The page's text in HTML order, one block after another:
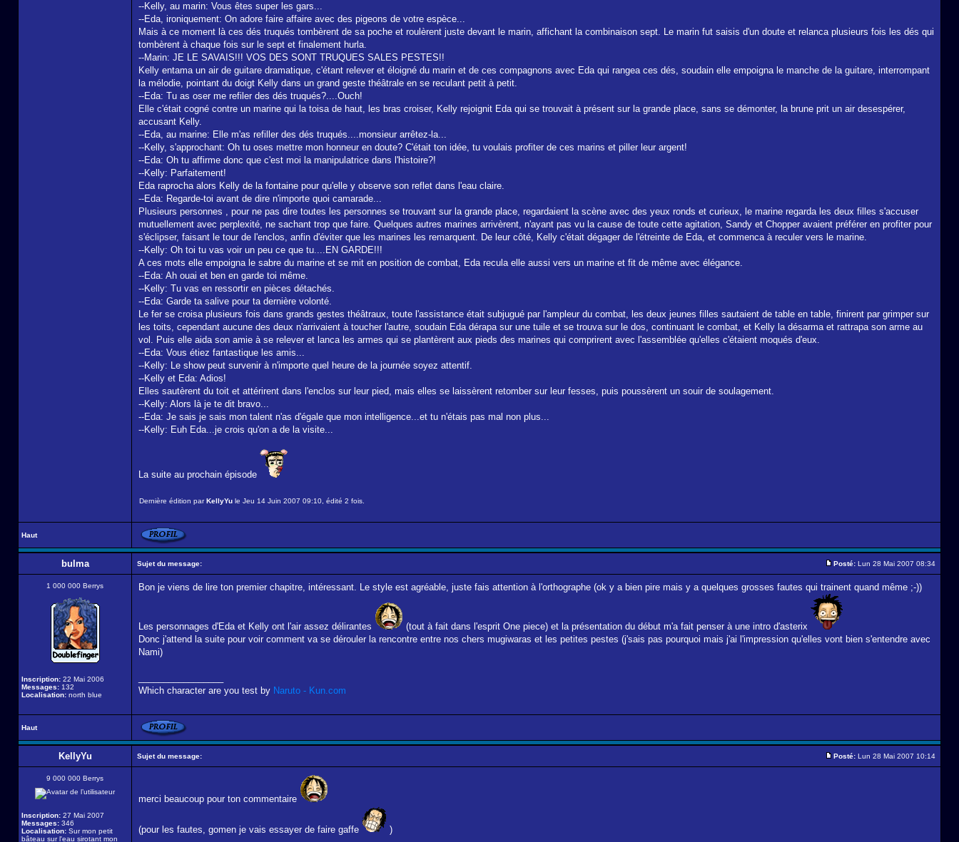
--Kelly, au marin: Vous êtes super les gars...
--Eda, ironiquement: On adore faire affaire avec des pigeons de votre espèce...
Mais à ce moment là ces dés truqués tombèrent de sa poche et roulèrent juste devant le marin, affichant la combinaison sept. Le marin fut saisis d'un doute et relanca plusieurs fois les dés qui
tombèrent à chaque fois sur le sept et finalement hurla.
--Marin: JE LE SAVAIS!!! VOS DES SONT TRUQUES SALES PESTES!!
Kelly entama un air de guitare dramatique, c'étant relever et éloigné du marin et de ces compagnons avec Eda qui rangea ces dés, soudain elle empoigna le manche de la guitare, interrompant
la mélodie, pointant du doigt Kelly dans un grand geste théâtrale en se reculant petit à petit.
--Eda: Tu as oser me refiler des dés truqués?....Ouch!
Elle c'était cogné contre un marine qui la toisa de haut, les bras croiser, Kelly rejoignit Eda qui se trouvait à présent sur la grande place, sans se démonter, la brune prit un air desespérer,
accusant Kelly.
--Eda, au marine: Elle m'as refiller des dés truqués....monsieur arrêtez-la...
--Kelly, s'approchant: Oh tu oses mettre mon honneur en doute? C'était ton idée, tu voulais profiter de ces marins et piller leur argent!
--Eda: Oh tu affirme donc que c'est moi la manipulatrice dans l'histoire?!
--Kelly: Parfaitement!
Eda raprocha alors Kelly de la fontaine pour qu'elle y observe son reflet dans l'eau claire.
--Eda: Regarde-toi avant de dire n'importe quoi camarade...
Plusieurs personnes , pour ne pas dire toutes les personnes se trouvant sur la grande place, regardaient la scène avec des yeux ronds et curieux, le marine regarda les deux filles s'accuser
mutuellement avec perplexité, ne sachant trop que faire. Quelques autres marines arrivèrent, n'ayant pas vu la cause de toute cette agitation, Sandy et Chopper avaient préférer en profiter pour
s'éclipser, faisant le tour de l'enclos, anfin d'éviter que les marines les remarquent. De leur côté, Kelly c'était dégager de l'étreinte de Eda, et commenca à reculer vers le marine.
--Kelly: Oh toi tu vas voir un peu ce que tu....EN GARDE!!!
A ces mots elle empoigna le sabre du marine et se mit en position de combat, Eda recula elle aussi vers un marine et fit de même avec élégance.
--Eda: Ah ouai et ben en garde toi même.
--Kelly: Tu vas en ressortir en pièces détachés.
--Eda: Garde ta salive pour ta dernière volonté.
Le fer se croisa plusieurs fois dans grands gestes théâtraux, toute l'assistance était subjugué par l'ampleur du combat, les deux jeunes filles sautaient de table en table, finirent par grimper sur
les toits, cependant aucune des deux n'arrivaient à toucher l'autre, soudain Eda dérapa sur une tuile et se trouva sur le dos, continuant le combat, et Kelly la désarma et rattrapa son arme au
vol. Puis elle aida son amie à se relever et lanca les armes qui se plantèrent aux pieds des marines qui comprirent avec l'assemblée qu'elles c'étaient moqués d'eux.
--Eda: Vous étiez fantastique les amis...
--Kelly: Le show peut survenir à n'importe quel heure de la journée soyez attentif.
--Kelly et Eda: Adios!
Elles sautèrent du toit et attérirent dans l'enclos sur leur pied, mais elles se laissèrent retomber sur leur fesses, puis poussèrent un souir de soulagement.
--Kelly: Alors là je te dit bravo...
--Eda: Je sais je sais mon talent n'as d'égale que mon intelligence...et tu n'étais pas mal non plus...
--Kelly: Euh Eda...je crois qu'on a de la visite...
La suite au prochain épisode
Dernière édition parKellyYu le Jeu 14 Juin 2007 09:10, édité 2 fois.
Haut
bulma Sujet du message: Posté: Lun 28 Mai 2007 08:34
1 000 000 Berrys
Inscription: 22 Mai 2006
Messages: 132
Localisation: north blue
Bon je viens de lire ton premier chapitre, intéressant. Le style est agréable, juste fais attention à l'orthographe (ok y a bien pire mais y a quelques grosses fautes qui trainent quand même ;-))
Les personnages d'Eda et Kelly ont l'air assez délirantes
(tout à fait dans l'esprit One piece) et la présentation du début m'a fait penser à une intro d'asterix
Donc j'attend la suite pour voir comment va se dérouler la rencontre entre nos chers mugiwaras et les petites pestes (j'sais pas pourquoi mais j'ai l'impression qu'elles vont bien s'entendre avec
Nami)
Which character are you test by Naruto - Kun.com
Haut
KellyYu Sujet du message: Posté: Lun 28 Mai 2007 10:14
9 000 000 Berrys
Inscription: 27 Mai 2007
Messages: 346
Localisation: Sur mon petit
bâteau sur l'eau sirotant mon
merci beaucoup pour ton commentaire
(pour les fautes, gomen je vais essayer de faire gaffe )